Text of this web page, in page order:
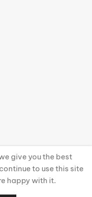
give you the best
to use this site
happy with it.